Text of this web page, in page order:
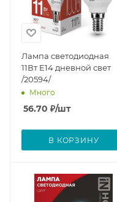
Лампа светодиодная
11Вт Е14 дневной свет
/20594/
Много
56.70 ₽/шт
В КОРЗИНУ